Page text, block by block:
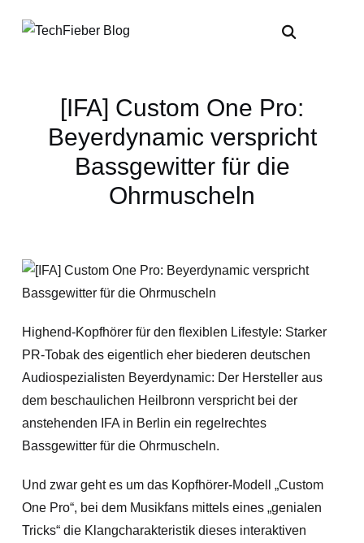
[IFA] Custom One Pro:
Beyerdynamic verspricht
Bassgewitter für die
Ohrmuscheln
Highend-Kopfhörer für den flexiblen Lifestyle: Starker
PR-Tobak des eigentlich eher biederen deutschen
Audiospezialisten Beyerdynamic: Der Hersteller aus
dem beschaulichen Heilbronn verspricht bei der
anstehenden IFA in Berlin ein regelrechtes
Bassgewitter für die Ohrmuscheln.
Und zwar geht es um das Kopfhörer-Modell „Custom
One Pro“, bei dem Musikfans mittels eines „genialen
Tricks“ die Klangcharakteristik dieses interaktiven